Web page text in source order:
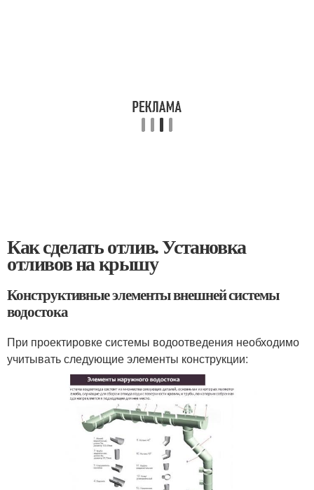
Как сделать отлив. Установка
отливов на крышу
Конструктивные элементы внешней системы
водостока
При проектировке системы водоотведения необходимо
учитывать следующие элементы конструкции: